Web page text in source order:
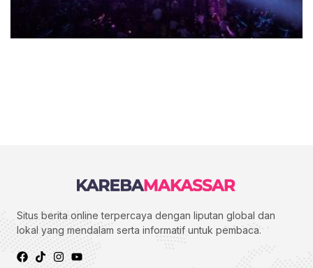
Situs berita online terpercaya dengan liputan global dan
lokal yang mendalam serta informatif untuk pembaca.